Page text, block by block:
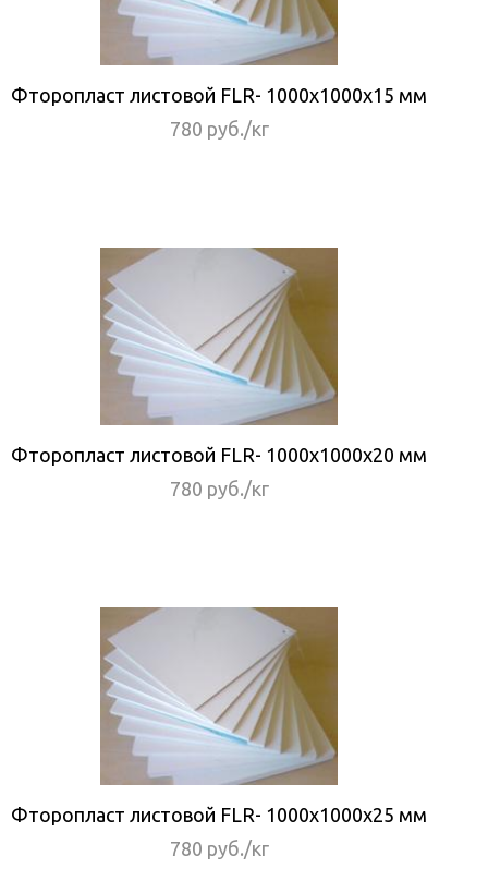
Фторопласт листовой FLR- 1000x1000x15 мм
780 руб./кг
Фторопласт листовой FLR- 1000x1000x20 мм
780 руб./кг
Фторопласт листовой FLR- 1000x1000x25 мм
780 руб./кг